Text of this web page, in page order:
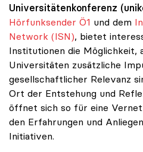
Universitätenkonferenz
Hörfunksender Ö1 und dem
Network (ISN), bietet
Institutionen die Möglichkeit,
Universitäten zusätzliche
gesellschaftlicher Relevanz
Ort der Entstehung und
öffnet sich so für eine
den Erfahrungen und
Initiativen.